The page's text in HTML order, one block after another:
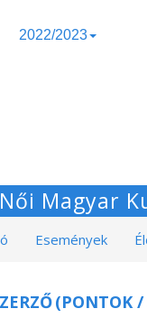
2022/2023
Magyar
Események
(PONTOK /